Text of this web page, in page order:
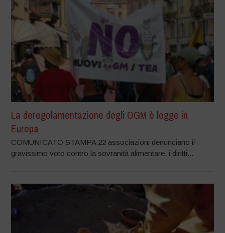
La deregolamentazione degli OGM è legge in
Europa
COMUNICATO STAMPA 22 associazioni denunciano il
gravissimo voto contro la sovranità alimentare, i diritti...